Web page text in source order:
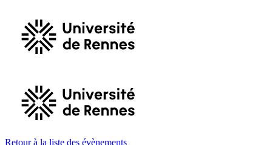
Retour à la liste des évènements